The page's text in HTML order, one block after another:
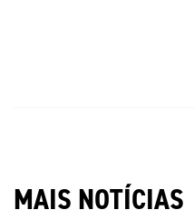
MAIS NOTÍCIAS